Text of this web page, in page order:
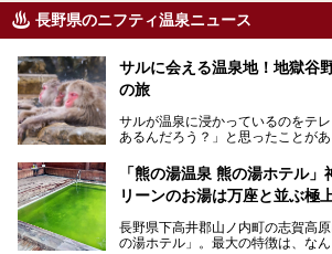
長野県のニフティ温泉ニュース
サルに会える温泉地！地獄谷
の旅
サルが温泉に浸かっているのをテ
あるんだろう？」と思ったことが
この微笑ましい光景は、長野県に
見られるもので、野生のサルが雪
を間近で観察できます。
本記事では、地獄谷野猿公苑の魅力
との関係性、地獄谷周辺の観光ス
「熊の湯温泉 熊の湯ホテル
リーンのお湯は万座と並ぶ極
長野県下高井郡山ノ内町の志賀高
の湯ホテル」。最大の特徴は、なん